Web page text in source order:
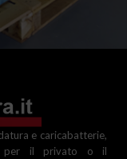
e caricabatterie,
per il privato o il